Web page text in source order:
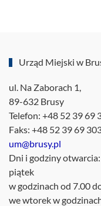
Urząd Miejski w
ul. Na Zaborach 1,
89-632 Brusy
Telefon: +48 52 39 69
Faks: +48 52 39 69
um@brusy.pl
Dni i godziny
piątek
w godzinach od 7.00
we wtorek w